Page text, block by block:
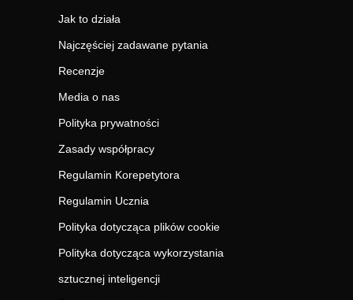
Jak to działa
Najczęściej zadawane pytania
Recenzje
Media o nas
Polityka prywatności
Zasady współpracy
Regulamin Korepetytora
Regulamin Ucznia
Polityka dotycząca plików cookie
Polityka dotycząca wykorzystania
sztucznej inteligencji